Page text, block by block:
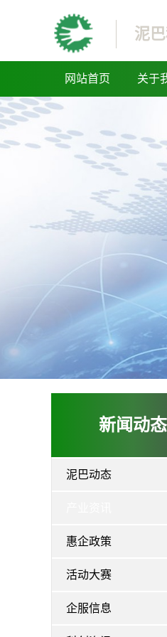
泥
网站首页 关于
新闻动态
泥巴动态
惠企政策
活动大赛
企服信息